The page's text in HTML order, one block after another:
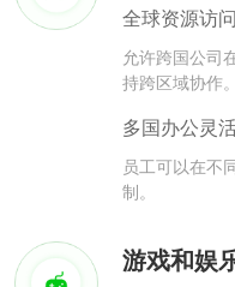
全球资源访问
允许跨国公司
持跨区域协作。
多国办公灵
员工可以在不
制。
游戏和娱